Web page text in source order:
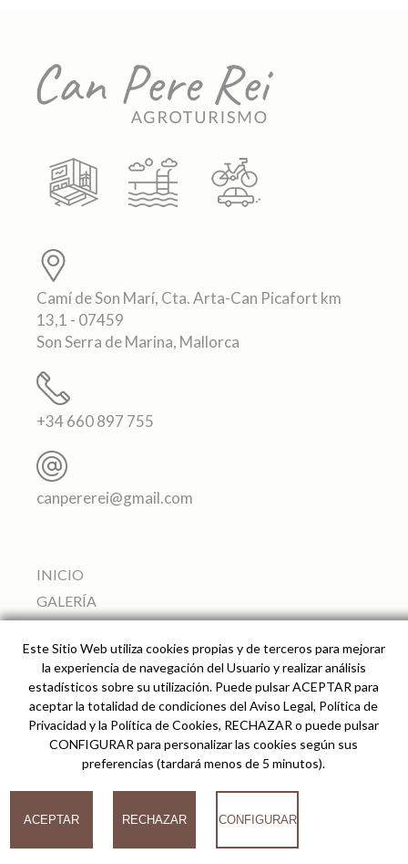
Camí de Son Marí, Cta. Arta-Can Picafort km
13,1 - 07459
Son Serra de Marina, Mallorca
+34 660 897 755
canpererei@gmail.com
INICIO
GALERÍA
SERVICIOS
ALREDEDORES
PRECIO Y RESERVAS
CÓMO LLEGAR
© 2026
Can Pere Rei Agroturismo -Desarrollado por analiZe-AVISO LEGAL
POLÍTICA DE COOKIES
Este Sitio Web utiliza cookies propias y de terceros para mejorar
la experiencia de navegación del Usuario y realizar análisis
estadísticos sobre su utilización. Puede pulsar ACEPTAR para
aceptar la totalidad de condiciones del Aviso Legal, Política de
Privacidad y la Política de Cookies, RECHAZAR o puede pulsar
CONFIGURAR para personalizar las cookies según sus
preferencias (tardará menos de 5 minutos).
ACEPTAR RECHAZAR CONFIGURAR
COOKIES